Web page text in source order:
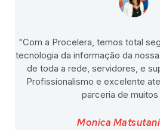
"Com a Procelera, temos total
tecnologia da informação da
de toda a rede, servidores, e
Profissionalismo e excelente
parceria de muitos
Monica